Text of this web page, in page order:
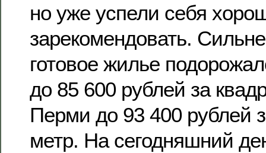
но уже успели себя
зарекомендовать.
готовое жилье
до 85 600 рублей за
Перми до 93 400 рублей
метр. На сегодняшний